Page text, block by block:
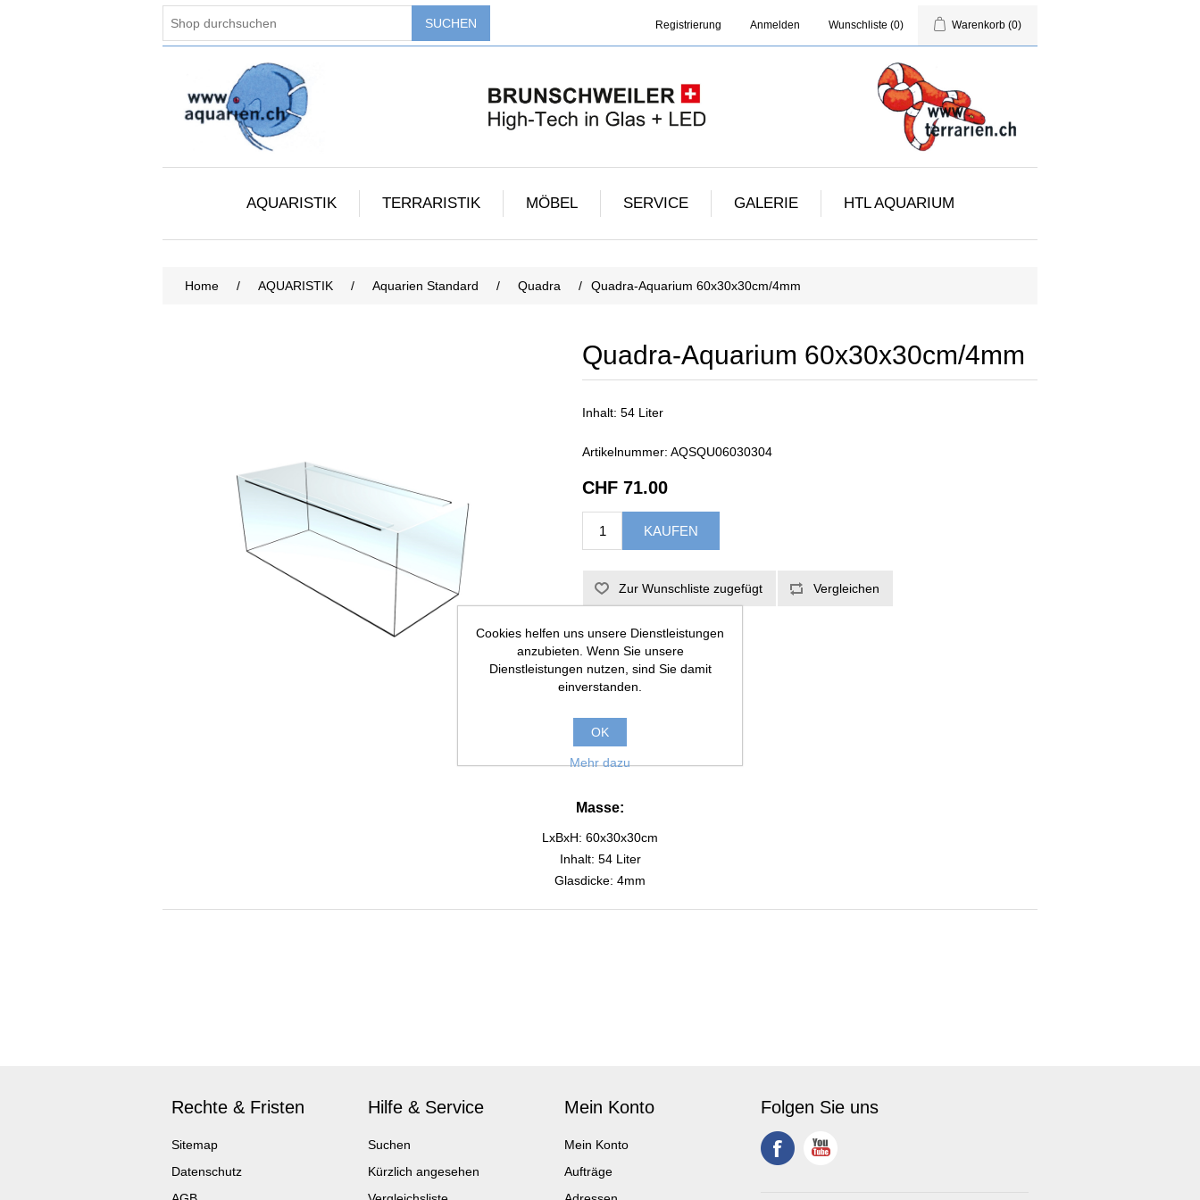
Registrierung Anmelden Wunschliste (0) Warenkorb (0)
AQUARISTIK TERRARISTIK MÖBEL SERVICE GALERIE HTL AQUARIUM
Home / AQUARISTIK / Aquarien Standard / Quadra / Quadra-Aquarium 60x30x30cm/4mm
Quadra-Aquarium 60x30x30cm/4mm
Inhalt: 54 Liter
Artikelnummer: AQSQU06030304
CHF 71.00
Masse:
LxBxH: 60x30x30cm
Inhalt: 54 Liter
Glasdicke: 4mm
Rechte & Fristen
Sitemap
Datenschutz
Hilfe & Service
Suchen
Kürzlich angesehen
Mein Konto
Mein Konto
Aufträge
Folgen Sie uns
Cookies helfen uns unsere Dienstleistungen
anzubieten. Wenn Sie unsere
Dienstleistungen nutzen, sind Sie damit
einverstanden.
OK
Mehr dazu